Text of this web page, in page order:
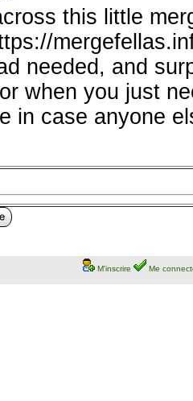
this little
needed, and
when you just
in case anyone
M'inscrire Me